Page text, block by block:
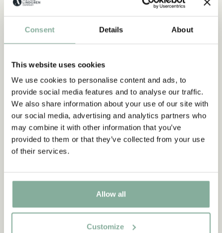
Consent Details About
This website uses cookies
We use cookies to personalise content and ads, to
provide social media features and to analyse our traffic.
We also share information about your use of our site with
our social media, advertising and analytics partners who
may combine it with other information that you’ve
provided to them or that they’ve collected from your use
of their services.
Allow all
Customize
SHOP
Alle Bullerbü Produkte
MEHR BULLERBÜ
NEU